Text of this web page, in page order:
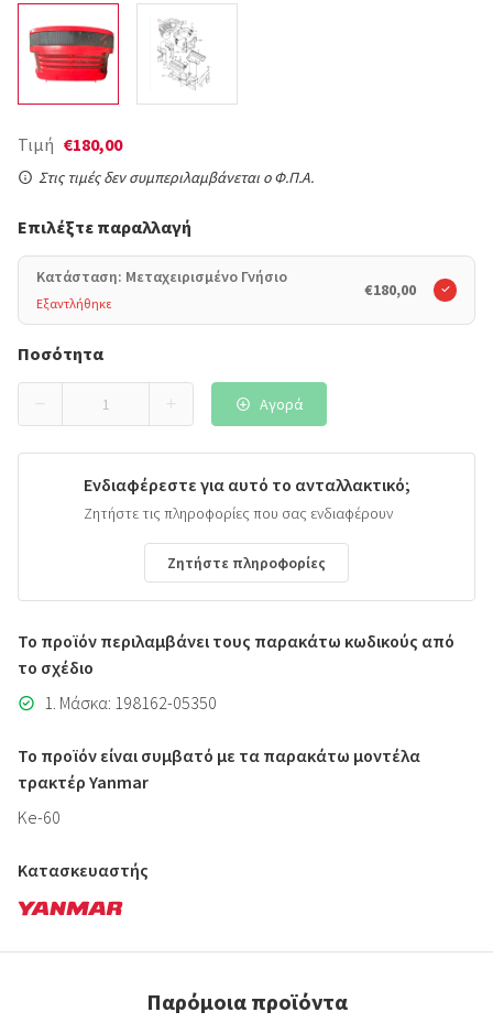
Τιμή €180,00
Στις τιμές δεν συμπεριλαμβάνεται ο Φ.Π.Α.
Επιλέξτε παραλλαγή
Κατάσταση: Μεταχειρισμένο Γνήσιο
Εξαντλήθηκε
€180,00
Ποσότητα
Αγορά
Ενδιαφέρεστε για αυτό το ανταλλακτικό;
Ζητήστε τις πληροφορίες που σας ενδιαφέρουν
Ζητήστε πληροφορίες
Το προϊόν περιλαμβάνει τους παρακάτω κωδικούς από
το σχέδιο
1. Μάσκα: 198162-05350
Το προϊόν είναι συμβατό με τα παρακάτω μοντέλα
τρακτέρ Yanmar
Ke-60
Κατασκευαστής
Παρόμοια προϊόντα